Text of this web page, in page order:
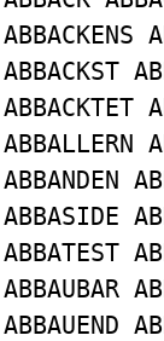
ABBACKENS
ABBACKST
ABBACKTET
ABBALLERN
ABBANDEN
ABBASIDE
ABBATEST
ABBAUBAR
ABBAUEND